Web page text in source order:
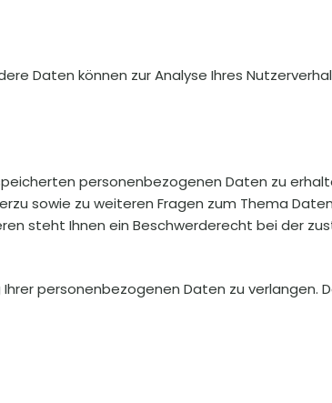
Daten können zur Analyse Ihres
personenbezogenen Daten zu
sowie zu weiteren Fragen zum Thema
steht Ihnen ein Beschwerderecht bei der
personenbezogenen Daten zu verlangen.